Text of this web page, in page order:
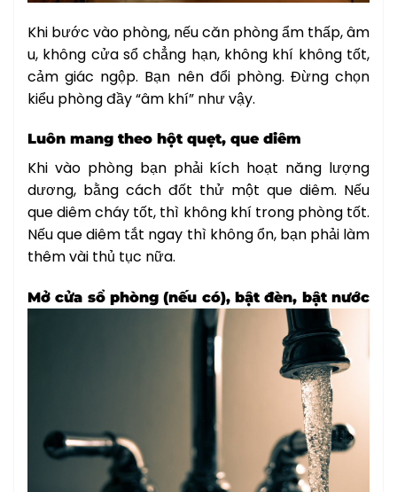
Khi bước vào phòng, nếu căn phòng ẩm thấp, âm
u, không cửa sổ chẳng hạn, không khí không tốt,
cảm giác ngộp. Bạn nên đổi phòng. Đừng chọn
kiểu phòng đầy “âm khí” như vậy.
Luôn mang theo hột quẹt, que diêm
Khi vào phòng bạn phải kích hoạt năng lượng
dương, bằng cách đốt thử một que diêm. Nếu
que diêm cháy tốt, thì không khí trong phòng tốt.
Nếu que diêm tắt ngay thì không ổn, bạn phải làm
thêm vài thủ tục nữa.
Mở cửa sổ phòng (nếu có), bật đèn, bật nước